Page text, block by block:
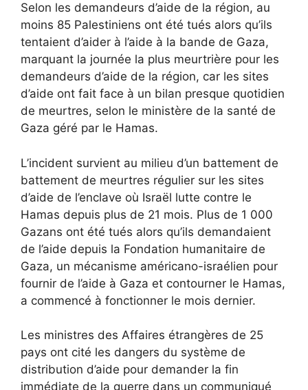
Selon les demandeurs d’aide de la région, au
moins 85 Palestiniens ont été tués alors qu’ils
tentaient d’aider à l’aide à la bande de Gaza,
marquant la journée la plus meurtrière pour les
demandeurs d’aide de la région, car les sites
d’aide ont fait face à un bilan presque quotidien
de meurtres, selon le ministère de la santé de
Gaza géré par le Hamas.
L’incident survient au milieu d’un battement de
battement de meurtres régulier sur les sites
d’aide de l’enclave où Israël lutte contre le
Hamas depuis plus de 21 mois. Plus de 1 000
Gazans ont été tués alors qu’ils demandaient
de l’aide depuis la Fondation humanitaire de
Gaza, un mécanisme américano-israélien pour
fournir de l’aide à Gaza et contourner le Hamas,
a commencé à fonctionner le mois dernier.
Les ministres des Affaires étrangères de 25
pays ont cité les dangers du système de
distribution d’aide pour demander la fin
immédiate de la guerre dans un communiqué